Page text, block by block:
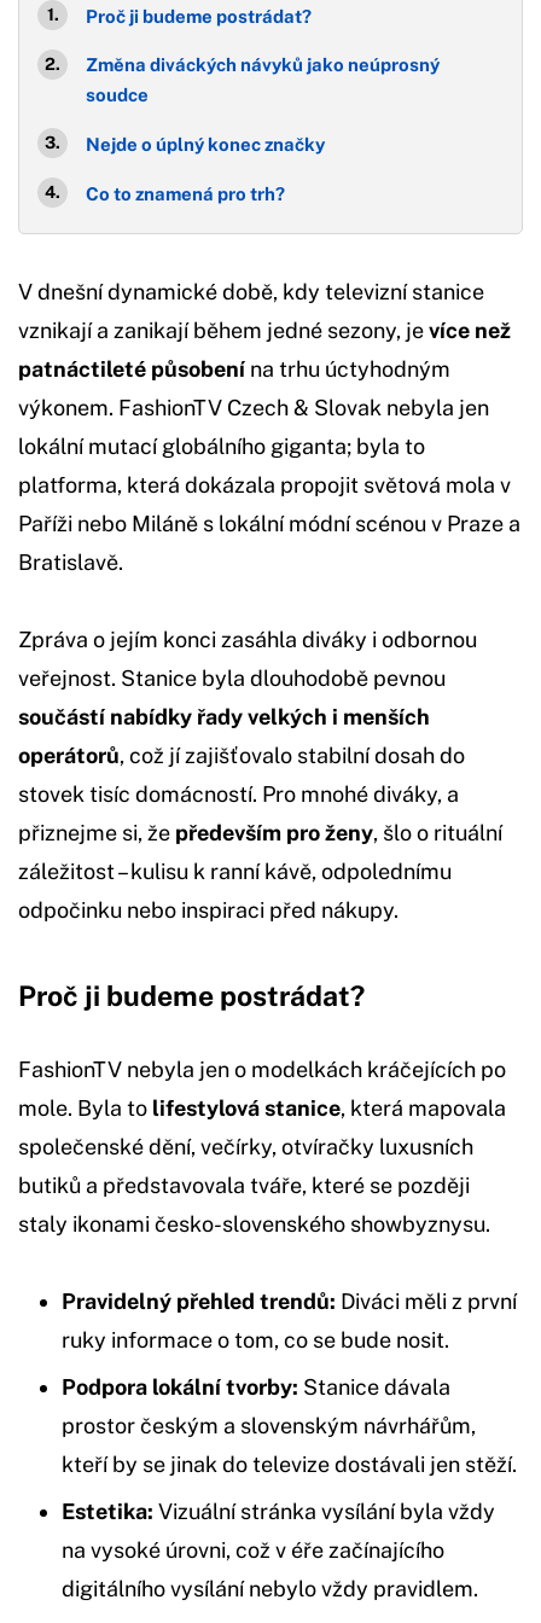
Proč ji budeme postrádat?
Změna diváckých návyků jako neúprosný
soudce
Nejde o úplný konec značky
Co to znamená pro trh?
V dnešní dynamické době, kdy televizní stanice
vznikají a zanikají během jedné sezony, jevíce než
patnáctileté působení na trhu úctyhodným
výkonem. FashionTV Czech & Slovak nebyla jen
lokální mutací globálního giganta; byla to
platforma, která dokázala propojit světová mola v
Paříži nebo Miláně s lokální módní scénou v Praze a
Bratislavě.
Zpráva o jejím konci zasáhla diváky i odbornou
veřejnost. Stanice byla dlouhodobě pevnou
součástí nabídky řady velkých i menších
operátorů, což jí zajišťovalo stabilní dosah do
stovek tisíc domácností. Pro mnohé diváky, a
přiznejme si, že především pro ženy, šlo o rituální
záležitost – kulisu k ranní kávě, odpolednímu
odpočinku nebo inspiraci před nákupy.
Proč ji budeme postrádat?
FashionTV nebyla jen o modelkách kráčejících po
mole. Byla to lifestylová stanice, která mapovala
společenské dění, večírky, otvíračky luxusních
butiků a představovala tváře, které se později
staly ikonami česko-slovenského showbyznysu.
Pravidelný přehled trendů: Diváci měli z první
ruky informace o tom, co se bude nosit.
Podpora lokální tvorby: Stanice dávala
prostor českým a slovenským návrhářům,
kteří by se jinak do televize dostávali jen stěží.
Estetika: Vizuální stránka vysílání byla vždy
na vysoké úrovni, což v éře začínajícího
digitálního vysílání nebylo vždy pravidlem.